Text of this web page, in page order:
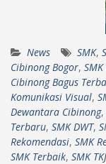
News SMK,
Cibinong Bogor,
Cibinong Bagus
Komunikasi Visual,
Dewantara Cibinong,
Terbaru, SMK DWT,
Rekomendasi, SMK
SMK Terbaik, SMK TKJ